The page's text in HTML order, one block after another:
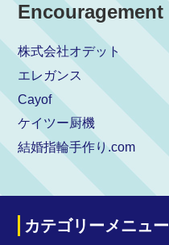
Encouragement
株式会社オデット
エレガンス
Cayof
ケイツー厨機
結婚指輪手作り.com
カテゴリーメニュー